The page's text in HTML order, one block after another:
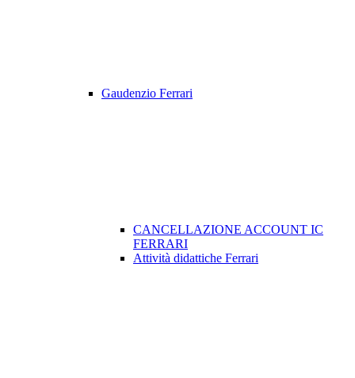
Gaudenzio Ferrari
CANCELLAZIONE ACCOUNT IC
FERRARI
Attività didattiche Ferrari